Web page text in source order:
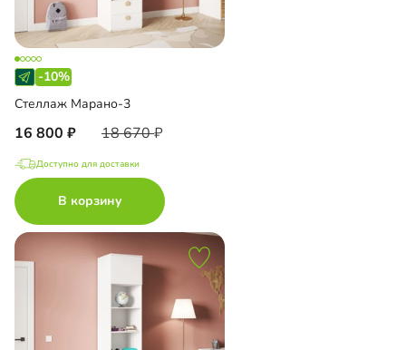
-10%
Стеллаж Марано-3
16 800 18 670
Доступно для доставки
В корзину